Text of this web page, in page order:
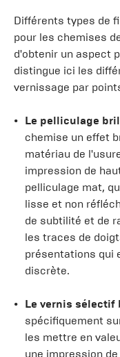
Différents types de
pour les chemises
d'obtenir un aspect
distingue ici les
vernissage par
Le pelliculage
chemise un effet
matériau de
impression de
pelliculage mat,
lisse et non
de subtilité et de
les traces de
présentations qui
discrète.
Le vernis sélectif
spécifiquement
les mettre en
une impression